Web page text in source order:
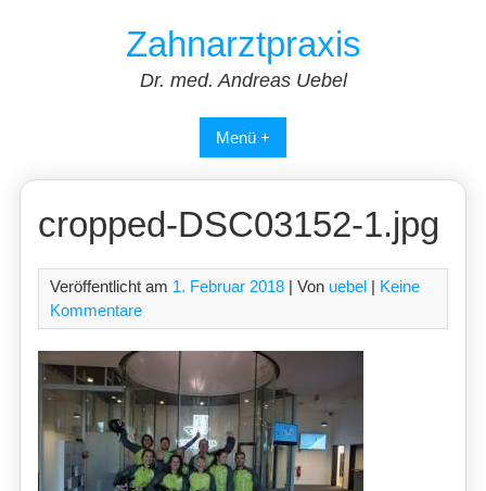
Zahnarztpraxis
Dr. med. Andreas Uebel
Menü +
cropped-DSC03152-1.jpg
Veröffentlicht am 1. Februar 2018 | Von uebel | Keine
Kommentare